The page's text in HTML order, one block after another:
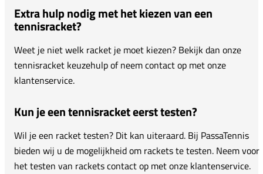
Extra hulp nodig met het kiezen van een
tennisracket?
Weet je niet welk racket je moet kiezen? Bekijk dan onze
tennisracket keuzehulp of neem contact op met onze
klantenservice.
Kun je een tennisracket eerst testen?
Wil je een racket testen? Dit kan uiteraard. Bij PassaTennis
bieden wij u de mogelijkheid om rackets te testen. Neem voor
het testen van rackets contact op met onze klantenservice.